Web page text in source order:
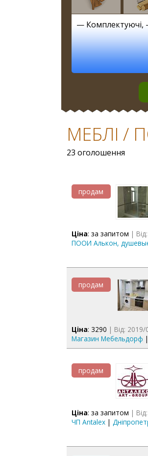
— Комплектуючі,
МЕБЛІ /
23 оголошення
продам
Ціна: за запитом |
ПООИ Алькон,
продам
Ціна: 3290 | Від:
Магазин Мебельдорф |
продам
Ціна: за запитом |
ЧП Antalex|